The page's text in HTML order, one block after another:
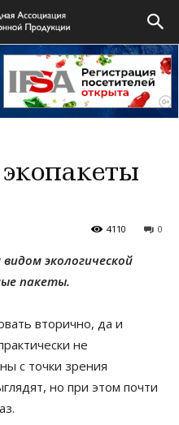
0
4110
экологической
пакеты.
вторично, да и
не
с точки зрения
но при этом почти